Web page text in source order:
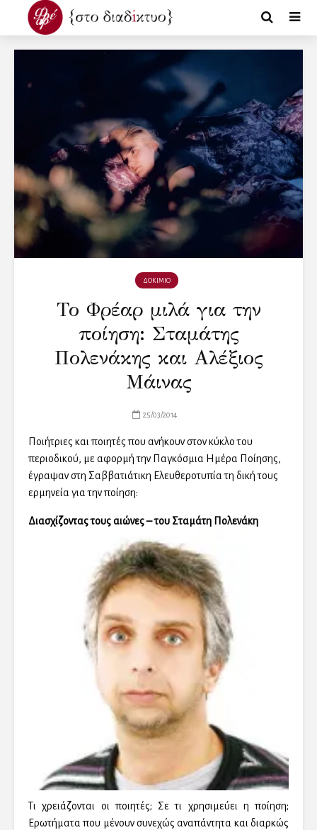
ΔΟΚΙΜΙΟ
Το Φρέαρ μιλά για την
ποίηση: Σταμάτης
Πολενάκης και Αλέξιος
Μάινας
25/03/2014
Ποιήτριες και ποιητές που ανήκουν στον κύκλο του
περιοδικού, με αφορμή την Παγκόσμια Ημέρα Ποίησης,
έγραψαν στη Σαββατιάτικη Ελευθεροτυπία τη δική τους
ερμηνεία για την ποίηση:
Διασχίζοντας τους αιώνες – του Σταμάτη Πολενάκη
Τι χρειάζονται οι ποιητές; Σε τι χρησιμεύει η ποίηση;
Ερωτήματα που μένουν συνεχώς αναπάντητα και διαρκώς